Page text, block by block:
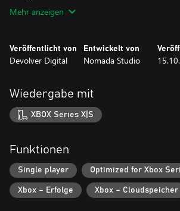
Mehr anzeigen
Veröffentlicht von
Devolver Digital
Entwickelt von
Nomada Studio
Wiedergabe mit
XBOX Series X|S
Funktionen
Single player Optimized for Xbox
Xbox – Erfolge Xbox – Cloudspeicher